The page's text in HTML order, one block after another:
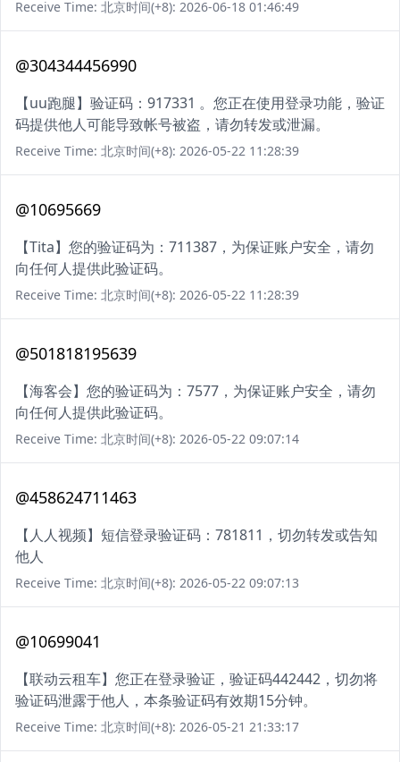
Receive Time: 北京时间(+8): 2026-06-18 01:46:49
@304344456990
【uu跑腿】验证码：917331 。您正在使用登录功能，验证
码提供他人可能导致帐号被盗，请勿转发或泄漏。
Receive Time: 北京时间(+8): 2026-05-22 11:28:39
@10695669
【Tita】您的验证码为：711387，为保证账户安全，请勿
向任何人提供此验证码。
Receive Time: 北京时间(+8): 2026-05-22 11:28:39
@501818195639
【海客会】您的验证码为：7577，为保证账户安全，请勿
向任何人提供此验证码。
Receive Time: 北京时间(+8): 2026-05-22 09:07:14
@458624711463
【人人视频】短信登录验证码：781811，切勿转发或告知
他人
Receive Time: 北京时间(+8): 2026-05-22 09:07:13
@10699041
【联动云租车】您正在登录验证，验证码442442，切勿将
验证码泄露于他人，本条验证码有效期15分钟。
Receive Time: 北京时间(+8): 2026-05-21 21:33:17